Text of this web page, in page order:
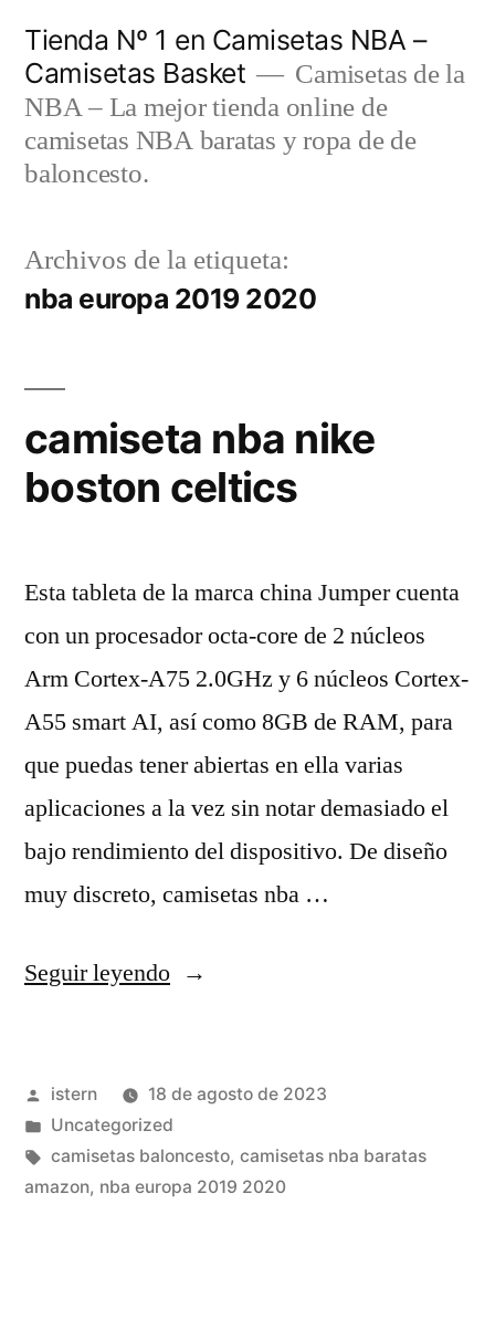
contenido
Tienda Nº 1 en Camisetas NBA –
Camisetas Basket
Camisetas de la
NBA – La mejor tienda online de
camisetas NBA baratas y ropa de de
baloncesto.
Archivos de la etiqueta:
nba europa 2019 2020
camiseta nba nike
boston celtics
Esta tableta de la marca china Jumper cuenta
con un procesador octa-core de 2 núcleos
Arm Cortex-A75 2.0GHz y 6 núcleos Cortex-
A55 smart AI, así como 8GB de RAM, para
que puedas tener abiertas en ella varias
aplicaciones a la vez sin notar demasiado el
bajo rendimiento del dispositivo. De diseño
muy discreto, camisetas nba …
Seguir leyendo«camiseta
boston
celtics»
Publicado
por
istern
18 de agosto de 2023
Publicado
en
Uncategorized
Etiquetas:
camisetas baloncesto, camisetas nba baratas
amazon, nba europa 2019 2020